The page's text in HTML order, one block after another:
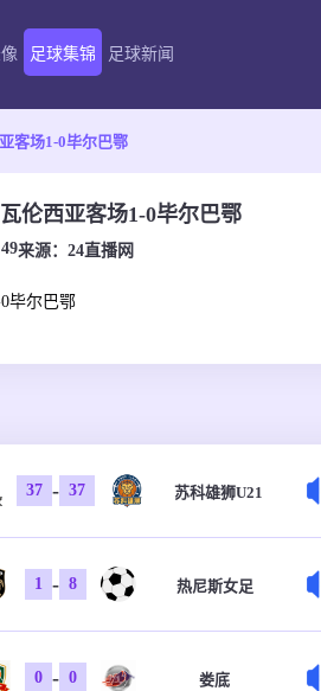
足球集锦 足球新闻
客场1-0毕尔巴鄂
伦西亚客场1-0毕尔巴鄂
来源： 24直播网
毕尔巴鄂
37 - 37 苏科雄狮U21
1 - 8 热尼斯女足
0 - 0 娄底